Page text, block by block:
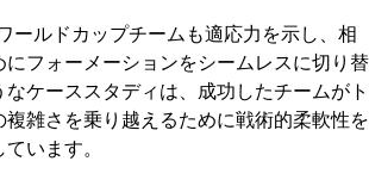
ールドカップチームも適応力を示し、相
フォーメーションをシームレスに切り替
なケーススタディは、成功したチームがト
雑さを乗り越えるために戦術的柔軟性を
います。